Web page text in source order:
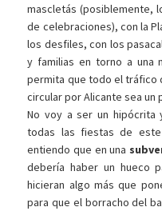
mascletás (posiblemente,
de celebraciones), con la
los desfiles, con los
y familias en torno a una
permita que todo el tráfico
circular por Alicante sea un
No voy a ser un hipócrita
todas las fiestas de
entiendo que en una
debería haber un hueco
hicieran algo más que
para que el borracho del